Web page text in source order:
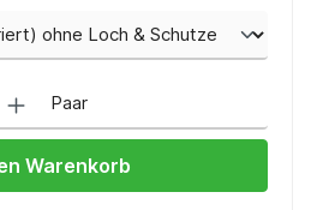
Paar
Warenkorb